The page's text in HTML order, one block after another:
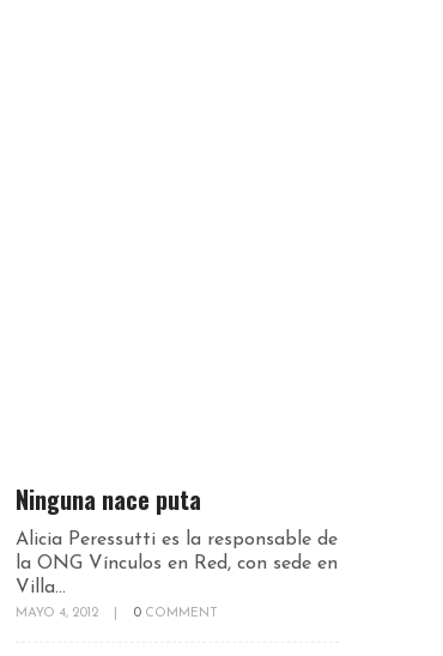
Ninguna nace puta
Alicia Peressutti es la responsable de
la ONG Vínculos en Red, con sede en
Villa...
MAYO 4, 2012 0 COMMENT